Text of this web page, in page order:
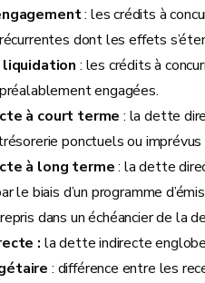
: les crédits à
dont les effets
: les crédits à
engagées.
à court terme : la dette
ponctuels ou
à long terme: la dette
le biais d’un programme
dans un échéancier de la
: la dette indirecte
: différence entre les